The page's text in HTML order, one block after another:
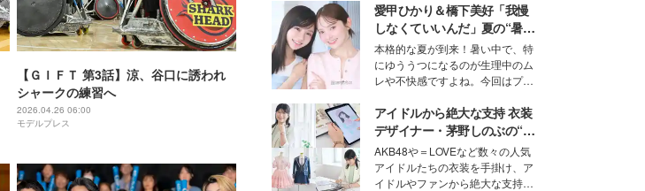
【ＧＩＦＴ 第3話】涼、谷口に誘われ
シャークの練習へ
2026.04.26 06:00
モデルプレス
ニオン好き”という共通点を持つモ
デルの宮城舞と島村雄大の特別対
談をお届け！それぞれの視点か
ら、今作ならではの魅力や予想外
の感動をもたらす奥深いストーリ
ーについて熱く語り合ってもらっ
た。
愛甲ひかり＆橋下美好「我慢
しなくていいんだ」夏の“暑さ
対策”の新しい選択肢とは？
本格的な夏が到来！暑い中で、特
にゆううつになるのが生理中のム
レや不快感ですよね。今回はプラ
モデル・愛甲ひかりさんと橋下美
好さんを迎えて本音で女子会トー
ク。猛暑のお出かけを快適に過ご
すヒントや、2人が感動した夏の
生理の新常識にも迫りました。
アイドルから絶大な支持 衣装
デザイナー・茅野しのぶの“可
愛い”を作る美学＜「シチズン
クロスシー」インタビュー＞
AKB48や＝LOVEなど数々の人気
アイドルたちの衣装を手掛け、ア
イドルやファンから絶大な支持を